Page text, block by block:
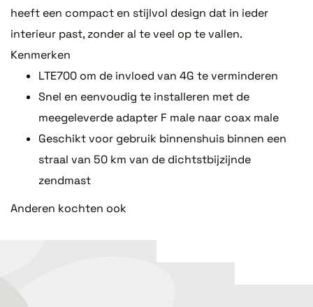
heeft een compact en stijlvol design dat in ieder
interieur past, zonder al te veel op te vallen.
Kenmerken
LTE700 om de invloed van 4G te verminderen
Snel en eenvoudig te installeren met de
meegeleverde adapter F male naar coax male
Geschikt voor gebruik binnenshuis binnen een
straal van 50 km van de dichtstbijzijnde
zendmast
Anderen kochten ook